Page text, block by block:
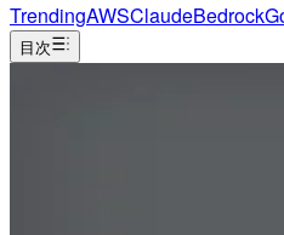
TrendingAWSClaudeBedrock
目次